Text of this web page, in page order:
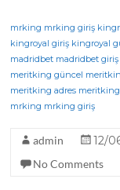
c
e
b
o
o
k
it
te
r
e
g
mrking mrking giriş
kingroyal giriş kingroyal
madridbet madridbet giriş
meritking güncel
meritking adres meritking
mrking mrking giriş
admin 12/
No Comments